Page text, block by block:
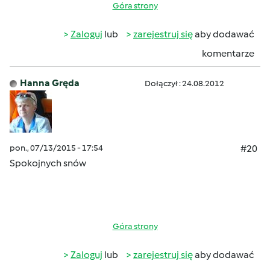
Góra strony
Zaloguj lub zarejestruj sięaby dodawać
komentarze
Hanna Gręda Dołączył : 24.08.2012
pon., 07/13/2015 - 17:54
#20
Spokojnych snów
Góra strony
Zaloguj lub zarejestruj sięaby dodawać